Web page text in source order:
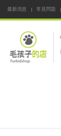
最新消息 常見問題